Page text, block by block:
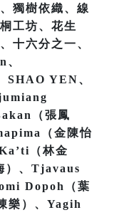
獨樹依織、線
工坊、花生
十六分之一、
YEN、
（張鳳
（金陳怡
（林金
）、Tjavaus
Dopoh（葉
樂）、Yagih